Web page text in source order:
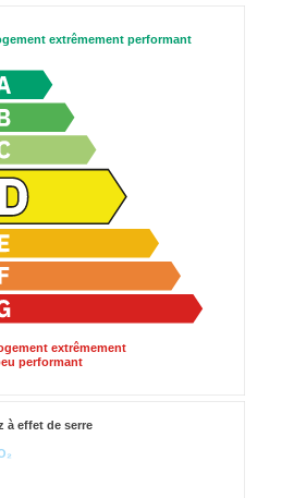
extrêmement performant
extrêmement
performant
à effet de serre